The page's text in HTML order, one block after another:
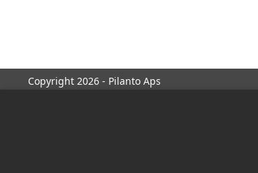
Copyright 2026 - Pilanto Aps